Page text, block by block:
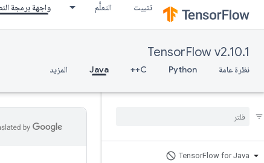
تثبيت التعلُّم واجهة برمجة
TensorFlow v2.10.1
نظرة عامة Python
C++
Java المزيد
TensorFlow for Java